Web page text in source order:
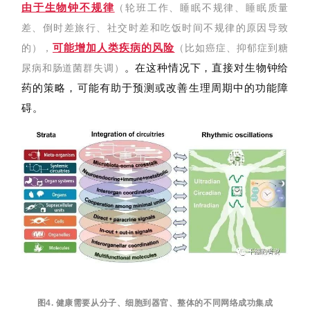
由于生物钟不规律 （轮班工作、睡眠不规律、睡眠质量
差、倒时差旅行、社交时差和吃饭时间不规律的原因导致
的），可能增加人类疾病的风险 （比如癌症、抑郁症到糖
尿病和肠道菌群失调） 。在这种情况下，直接对生物钟给
药的策略，可能有助于预测或改善生理周期中的功能障
碍。
图4. 健康需要从分子、细胞到器官、整体的不同网络成功集成